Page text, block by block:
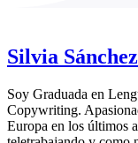
Silvia Sánchez
Soy Graduada en
Copywriting.
Europa en los últimos